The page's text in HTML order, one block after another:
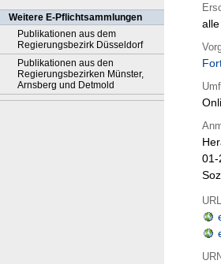
Weitere E-Pflichtsammlungen
Publikationen aus dem
Regierungsbezirk Düsseldorf
Publikationen aus den
Regierungsbezirken Münster,
Arnsberg und Detmold
01-
URL
URN